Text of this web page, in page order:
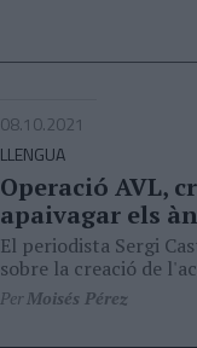
08.10.2021
LLENGUA
Operació AVL,
apaivagar els
El periodista Sergi
sobre la creació de
PerMoisés Pérez